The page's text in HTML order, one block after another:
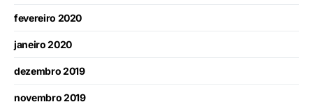
fevereiro 2020
janeiro 2020
dezembro 2019
novembro 2019